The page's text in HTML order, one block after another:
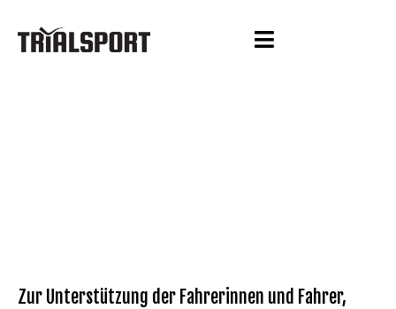
Zur Unterstützung der Fahrerinnen und Fahrer,